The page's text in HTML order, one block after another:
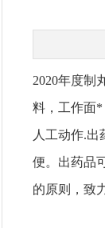
2020年度制
料，工作面
人工动作.出
便。 出药品
的原则，致